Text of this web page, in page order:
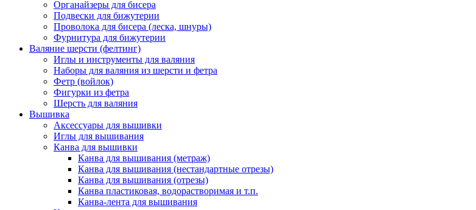
Органайзеры для бисера
Подвески для бижутерии
Проволока для бисера (леска, шнуры)
Фурнитура для бижутерии
Валяние шерсти (фелтинг)
Иглы и инструменты для валяния
Наборы для валяния из шерсти и фетра
Фетр (войлок)
Фигурки из фетра
Шерсть для валяния
Вышивка
Аксессуары для вышивки
Иглы для вышивания
Канва для вышивки
Канва для вышивания (метраж)
Канва для вышивания (нестандартные отрезы)
Канва для вышивания (отрезы)
Канва пластиковая, водорастворимая и т.п.
Канва-лента для вышивания